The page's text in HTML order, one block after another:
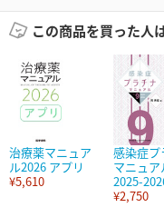
この商品を買った人
治療薬マニュア
ル2026 アプリ
¥5,610
感染症プ
マニュア
2025-
¥2,750